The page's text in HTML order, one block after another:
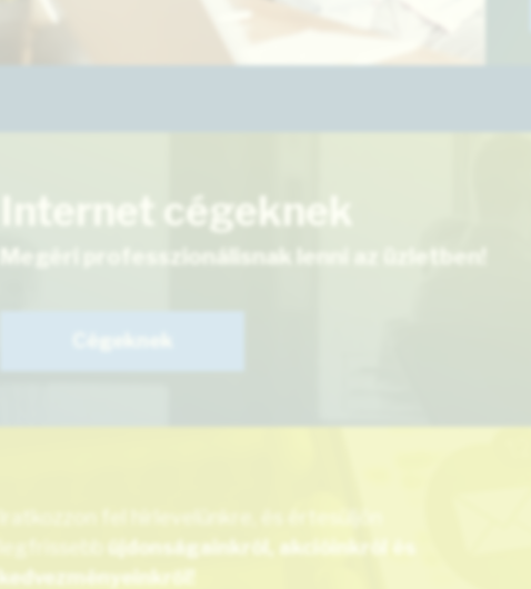
Internet cégeknek
Megéri professzionálisnak lenni az üzletben!
Cégeknek
újdonságainkról, akcióinkról és
kedvezményeinkről!